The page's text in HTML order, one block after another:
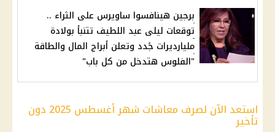
برجين هينافسوا ساويرس على الثراء ..
توقعات ليلى عبد اللطيف تتنبأ بولادة
مليارديرات جًدد وتعلن أبراج المال والطاقة
"الفلوس هتدخل من كل باب"
استعد الآن لصرف معاشات شهر أغسطس 2025 دون
تأخير